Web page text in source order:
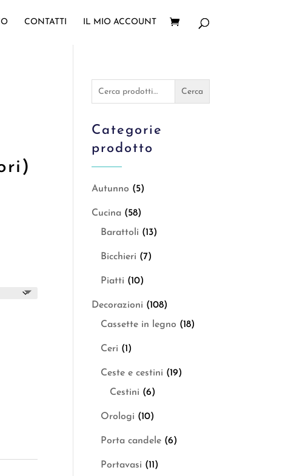
CONTATTI IL MIO ACCOUNT
Cerca: Cerca
Categorie
prodotto
Autunno (5)
Cucina (58)
Barattoli (13)
Bicchieri (7)
Piatti (10)
Decorazioni (108)
Cassette in legno (18)
Ceri (1)
Ceste e cestini (19)
Cestini (6)
Orologi (10)
Porta candele (6)
Portavasi (11)